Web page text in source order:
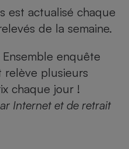
est actualisé chaque
de la semaine.
enquête
relève plusieurs
chaque jour !
Internet et de retrait